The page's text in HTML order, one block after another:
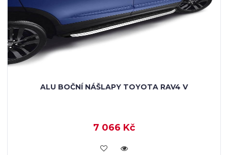
ALU BOČNÍ NÁŠLAPY TOYOTA RAV4 V
7 066 Kč
KOUPIT